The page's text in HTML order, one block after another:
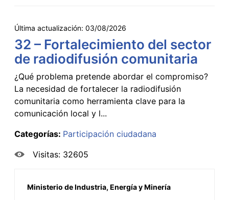
Última actualización: 03/08/2026
32 – Fortalecimiento del sector
de radiodifusión comunitaria
¿Qué problema pretende abordar el compromiso?
La necesidad de fortalecer la radiodifusión
comunitaria como herramienta clave para la
comunicación local y l...
Categorías: Participación ciudadana
Visitas: 32605
Ministerio de Industria, Energía y Minería